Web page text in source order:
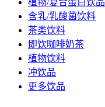
植物/复合蛋白饮品
含乳/乳酸菌饮料
茶类饮料
即饮咖啡奶茶
植物饮料
冲饮品
更多饮品